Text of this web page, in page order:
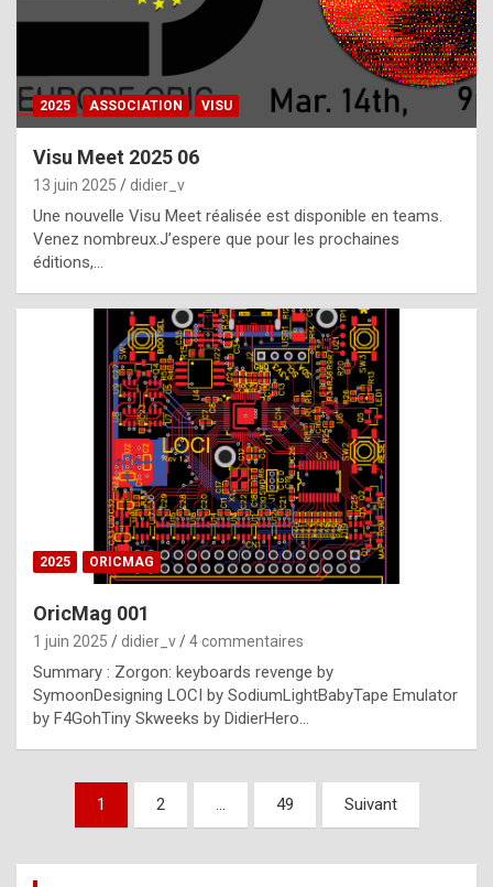
a
t
t
e
b
e
s
t
p
h
o
n
y
l
e
x
a
2025 ASSOCIATION VISU
Visu Meet 2025 06
13 juin 2025 didier_v
Une nouvelle Visu Meet réalisée est disponible en teams.
Venez nombreux.J’espere que pour les prochaines
éditions,…
2025 ORICMAG
OricMag 001
1 juin 2025 didier_v 4 commentaires
Summary : Zorgon: keyboards revenge by
SymoonDesigning LOCI by SodiumLightBabyTape Emulator
by F4GohTiny Skweeks by DidierHero…
Pagination
publications
1 2 … 49 Suivant